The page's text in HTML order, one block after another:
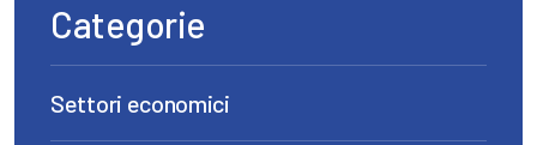
Categorie
Settori economici